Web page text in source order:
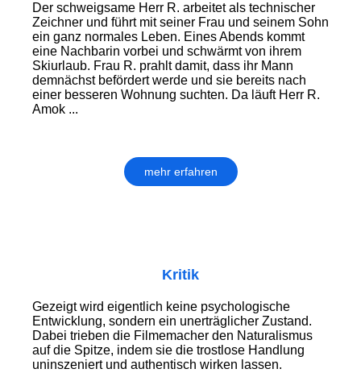
Der schweigsame Herr R. arbeitet als technischer
Zeichner und führt mit seiner Frau und seinem Sohn
ein ganz normales Leben. Eines Abends kommt
eine Nachbarin vorbei und schwärmt von ihrem
Skiurlaub. Frau R. prahlt damit, dass ihr Mann
demnächst befördert werde und sie bereits nach
einer besseren Wohnung suchten. Da läuft Herr R.
Amok ...
mehr erfahren
Kritik
Gezeigt wird eigentlich keine psychologische
Entwicklung, sondern ein unerträglicher Zustand.
Dabei trieben die Filmemacher den Naturalismus
auf die Spitze, indem sie die trostlose Handlung
uninszeniert und authentisch wirken lassen.